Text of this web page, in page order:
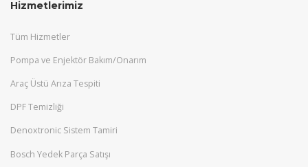
Hizmetlerimiz
Tüm Hizmetler
Pompa ve Enjektör Bakım/Onarım
Araç Üstü Arıza Tespiti
DPF Temizliği
Denoxtronic Sistem Tamiri
Bosch Yedek Parça Satışı